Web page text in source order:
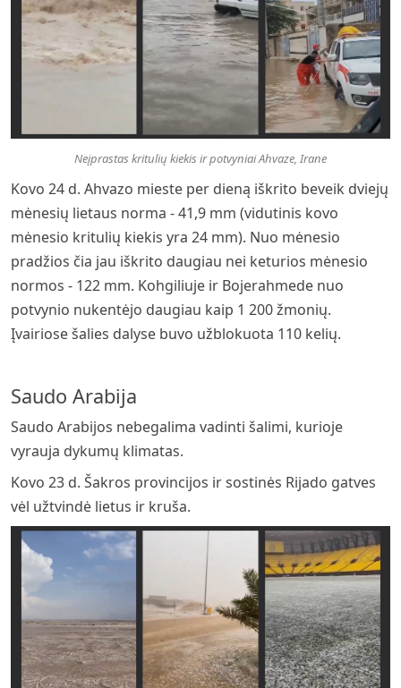
Neįprastas kritulių kiekis ir potvyniai Ahvaze, Irane
Kovo 24 d. Ahvazo mieste per dieną iškrito beveik dviejų
mėnesių lietaus norma - 41,9 mm (vidutinis kovo
mėnesio kritulių kiekis yra 24 mm). Nuo mėnesio
pradžios čia jau iškrito daugiau nei keturios mėnesio
normos - 122 mm. Kohgiliuje ir Bojerahmede nuo
potvynio nukentėjo daugiau kaip 1 200 žmonių.
Įvairiose šalies dalyse buvo užblokuota 110 kelių.
Saudo Arabija
Saudo Arabijos nebegalima vadinti šalimi, kurioje
vyrauja dykumų klimatas.
Kovo 23 d. Šakros provincijos ir sostinės Rijado gatves
vėl užtvindė lietus ir kruša.